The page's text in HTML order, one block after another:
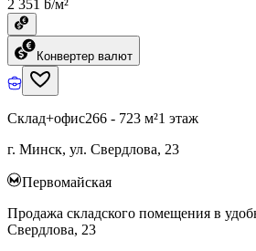
2 351 ƃ/м²
Конвертер валют
Склад+офис266 - 723 м²1 этаж
г. Минск, ул. Свердлова, 23
Первомайская
Продажа складского помещения в
Свердлова, 23